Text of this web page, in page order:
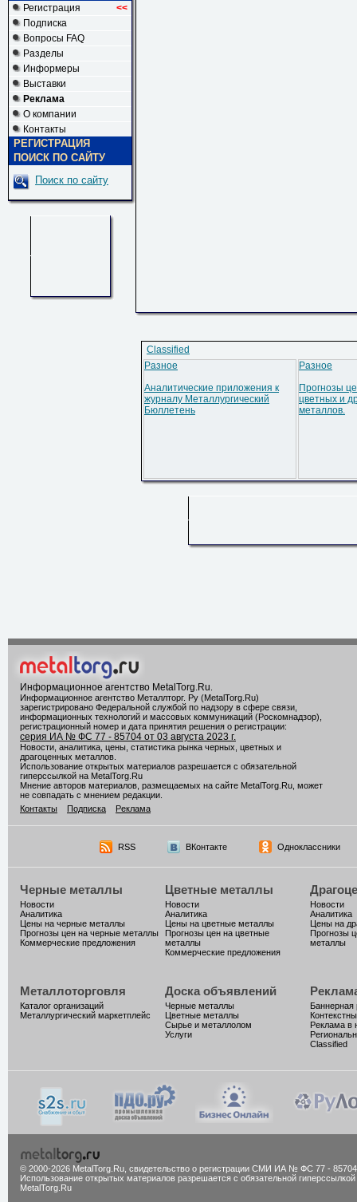
Регистрация <<
Подписка
Вопросы FAQ
Разделы
Информеры
Выставки
Реклама
О компании
Контакты
РЕГИСТРАЦИЯ
ПОИСК ПО САЙТУ
Поиск по сайту
Classified
Разное
Аналитические приложения к
журналу Металлургический
Бюллетень
Разное
Прогнозы
цветных и
металлов.
Информационное агентство MetalTorg.Ru
Информационное агентство Металлторг. Ру (MetalTorg.Ru)
зарегистрировано Федеральной службой по надзору в сфере связи,
информационных технологий и массовых коммуникаций (Роскомнадзор),
регистрационный номер и дата принятия решения о регистрации:
серия ИА № ФС 77 - 85704 от 03 августа 2023 г.
Новости, аналитика, цены, статистика рынка черных, цветных и
драгоценных металлов.
Использование открытых материалов разрешается с обязательной
гиперссылкой на MetalTorg.Ru
Мнение авторов материалов, размещаемых на сайте MetalTorg.Ru, может
не совпадать с мнением редакции.
Контакты
Подписка Реклама
RSS ВКонтакте Одноклассники
Черные металлы
Новости
Аналитика
Цены на черные металлы
Прогнозы цен на черные металлы
Коммерческие предложения
Цветные металлы
Новости
Аналитика
Цены на цветные металлы
Прогнозы цен на цветные
металлы
Коммерческие предложения
Новости
Аналитика
Цены на
Прогнозы
металлы
Металлоторговля
Каталог организаций
Металлургический маркетплейс
Доска объявлений
Черные металлы
Цветные металлы
Сырье и металлолом
Услуги
Баннерная
Реклама в
Classified
© 2000-2026 MetalTorg.Ru, cвидетельство о регистрации СМИ ИА № ФС 77 - 85704
Использование открытых материалов разрешается с обязательной гиперссылкой
MetalTorg.Ru